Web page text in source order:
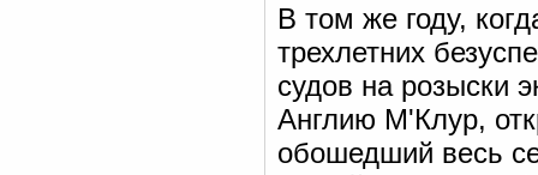
В том же году,
трехлетних
судов на розыски
Англию М'Клур,
обошедший весь